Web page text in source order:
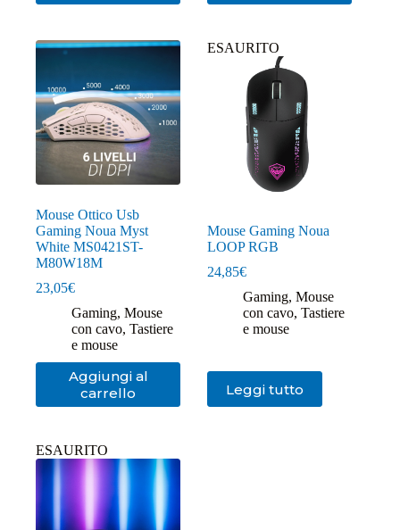
Mouse Ottico Usb
Gaming Noua Myst
White MS0421ST-
M80W18M
23,05€
Gaming, Mouse
con cavo, Tastiere
e mouse
Aggiungi al
carrello
ESAURITO
Mouse Gaming Noua
LOOP RGB
24,85€
Gaming,Mouse
con cavo,Tastiere
e mouse
Leggi tutto
ESAURITO